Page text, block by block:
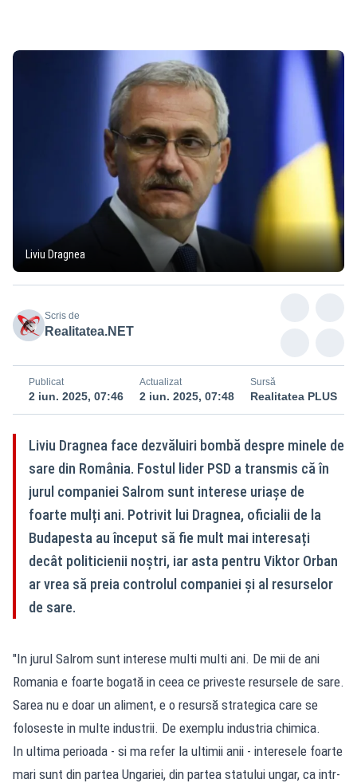
Liviu Dragnea
Scris de
Realitatea.NET
Publicat
2 iun. 2025, 07:46
Actualizat
2 iun. 2025, 07:48
Sursă
Realitatea PLUS
Liviu Dragnea face dezvăluiri bombă despre minele de
sare din România. Fostul lider PSD a transmis că în
jurul companiei Salrom sunt interese uriașe de
foarte mulți ani. Potrivit lui Dragnea, oficialii de la
Budapesta au început să fie mult mai interesați
decât politicienii noștri, iar asta pentru Viktor Orban
ar vrea să preia controlul companiei și al resurselor
de sare.
"In jurul Salrom sunt interese multi multi ani. De mii de ani
Romania e foarte bogată in ceea ce priveste resursele de sare.
Sarea nu e doar un aliment, e o resursă strategica care se
foloseste in multe industrii. De exemplu industria chimica.
In ultima perioada - si ma refer la ultimii anii - interesele foarte
mari sunt din partea Ungariei, din partea statului ungar, ca intr-